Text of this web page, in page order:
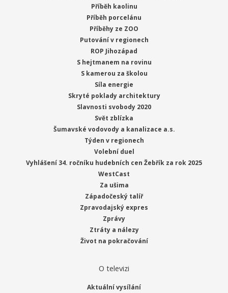
Příběh kaolinu
Příběh porcelánu
Příběhy ze ZOO
Putování v regionech
ROP Jihozápad
S hejtmanem na rovinu
S kamerou za školou
Síla energie
Skryté poklady architektury
Slavnosti svobody 2020
Svět zblízka
Šumavské vodovody a kanalizace a.s.
Týden v regionech
Volební duel
Vyhlášení 34. ročníku hudebních cen Žebřík za rok 2025
WestCast
Za ušima
Západočeský talíř
Zpravodajský expres
Zprávy
Ztráty a nálezy
Život na pokračování
O televizi
Aktuální vysílání